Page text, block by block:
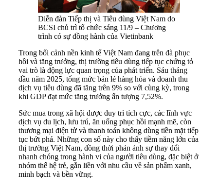
Diễn đàn Tiếp thị và Tiêu dùng Việt Nam do
BCSI chủ trì tổ chức sáng 11/9 – Chương
trình có sự đồng hành của Vietinbank
Trong bối cảnh nền kinh tế Việt Nam đang trên đà phục
hồi và tăng trưởng, thị trường tiêu dùng tiếp tục chứng tỏ
vai trò là động lực quan trọng của phát triển. Sáu tháng
đầu năm 2025, tổng mức bán lẻ hàng hóa và doanh thu
dịch vụ tiêu dùng đã tăng trên 9% so với cùng kỳ, trong
khi GDP đạt mức tăng trưởng ấn tượng 7,52%.
Sức mua trong xã hội được duy trì tích cực, các lĩnh vực
dịch vụ du lịch, lưu trú, ăn uống phục hồi mạnh mẽ, còn
thương mại điện tử và thanh toán không dùng tiền mặt tiếp
tục bứt phá. Những con số này cho thấy tiềm năng lớn của
thị trường Việt Nam, đồng thời phản ánh sự thay đổi
nhanh chóng trong hành vi của người tiêu dùng, đặc biệt ở
nhóm thế hệ trẻ, gắn liền với nhu cầu về sản phẩm xanh,
minh bạch và bền vững.